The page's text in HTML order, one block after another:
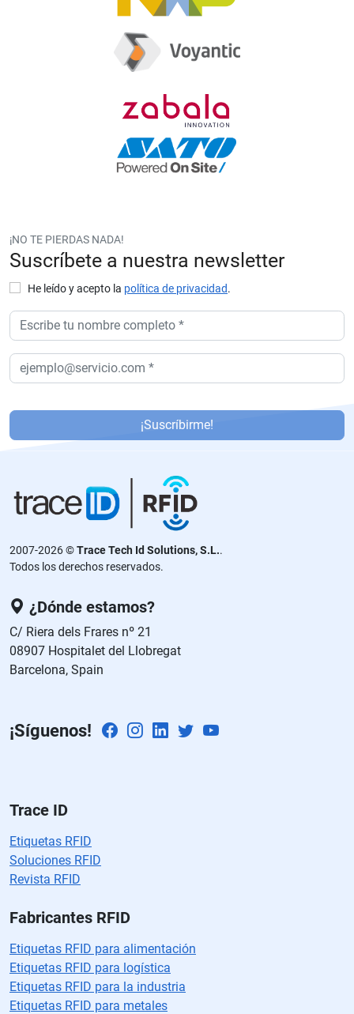
¡NO TE PIERDAS NADA!
Suscríbete a nuestra newsletter
He leído y acepto la política de privacidad.
f
or
ej
e
st
e
c
a
o
o.
¡Suscríbirme!
2007-2026 ©Trace Tech Id Solutions, S.L..
Todos los derechos reservados.
¿Dónde estamos?
C/ Riera dels Frares nº 21
08907 Hospitalet del Llobregat
Barcelona, Spain
¡Síguenos!
Trace ID
Etiquetas RFID
Soluciones RFID
Revista RFID
Fabricantes RFID
Etiquetas RFID para alimentación
Etiquetas RFID para logística
Etiquetas RFID para la industria
Etiquetas RFID para metales